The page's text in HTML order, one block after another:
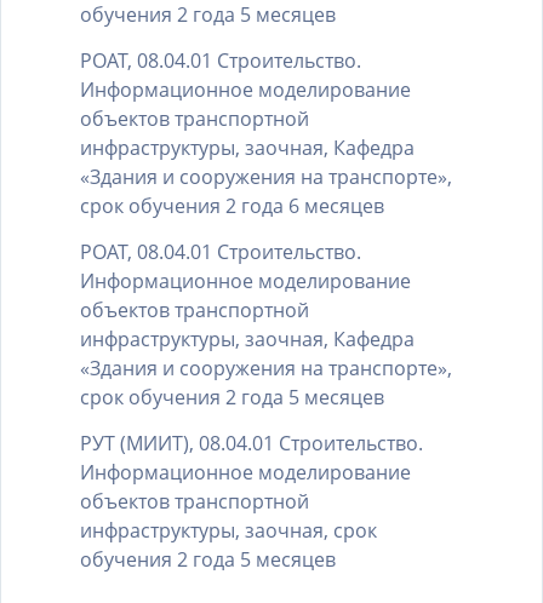
обучения 2 года 5 месяцев
РОАТ, 08.04.01 Строительство.
Информационное моделирование
объектов транспортной
инфраструктуры, заочная, Кафедра
«Здания и сооружения на транспорте»,
срок обучения 2 года 6 месяцев
РОАТ, 08.04.01 Строительство.
Информационное моделирование
объектов транспортной
инфраструктуры, заочная, Кафедра
«Здания и сооружения на транспорте»,
срок обучения 2 года 5 месяцев
РУТ (МИИТ), 08.04.01 Строительство.
Информационное моделирование
объектов транспортной
инфраструктуры, заочная, срок
обучения 2 года 5 месяцев